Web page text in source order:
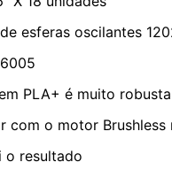
esferas oscilantes
PLA+ é muito
com o motor
o resultado